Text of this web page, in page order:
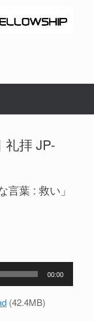
拝 JP-
言葉 : 救い」
00:00
(42.4MB)